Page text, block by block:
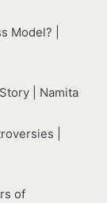
Model? |
| Namita
|
of